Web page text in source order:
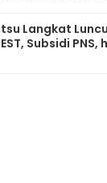
Langkat
Subsidi